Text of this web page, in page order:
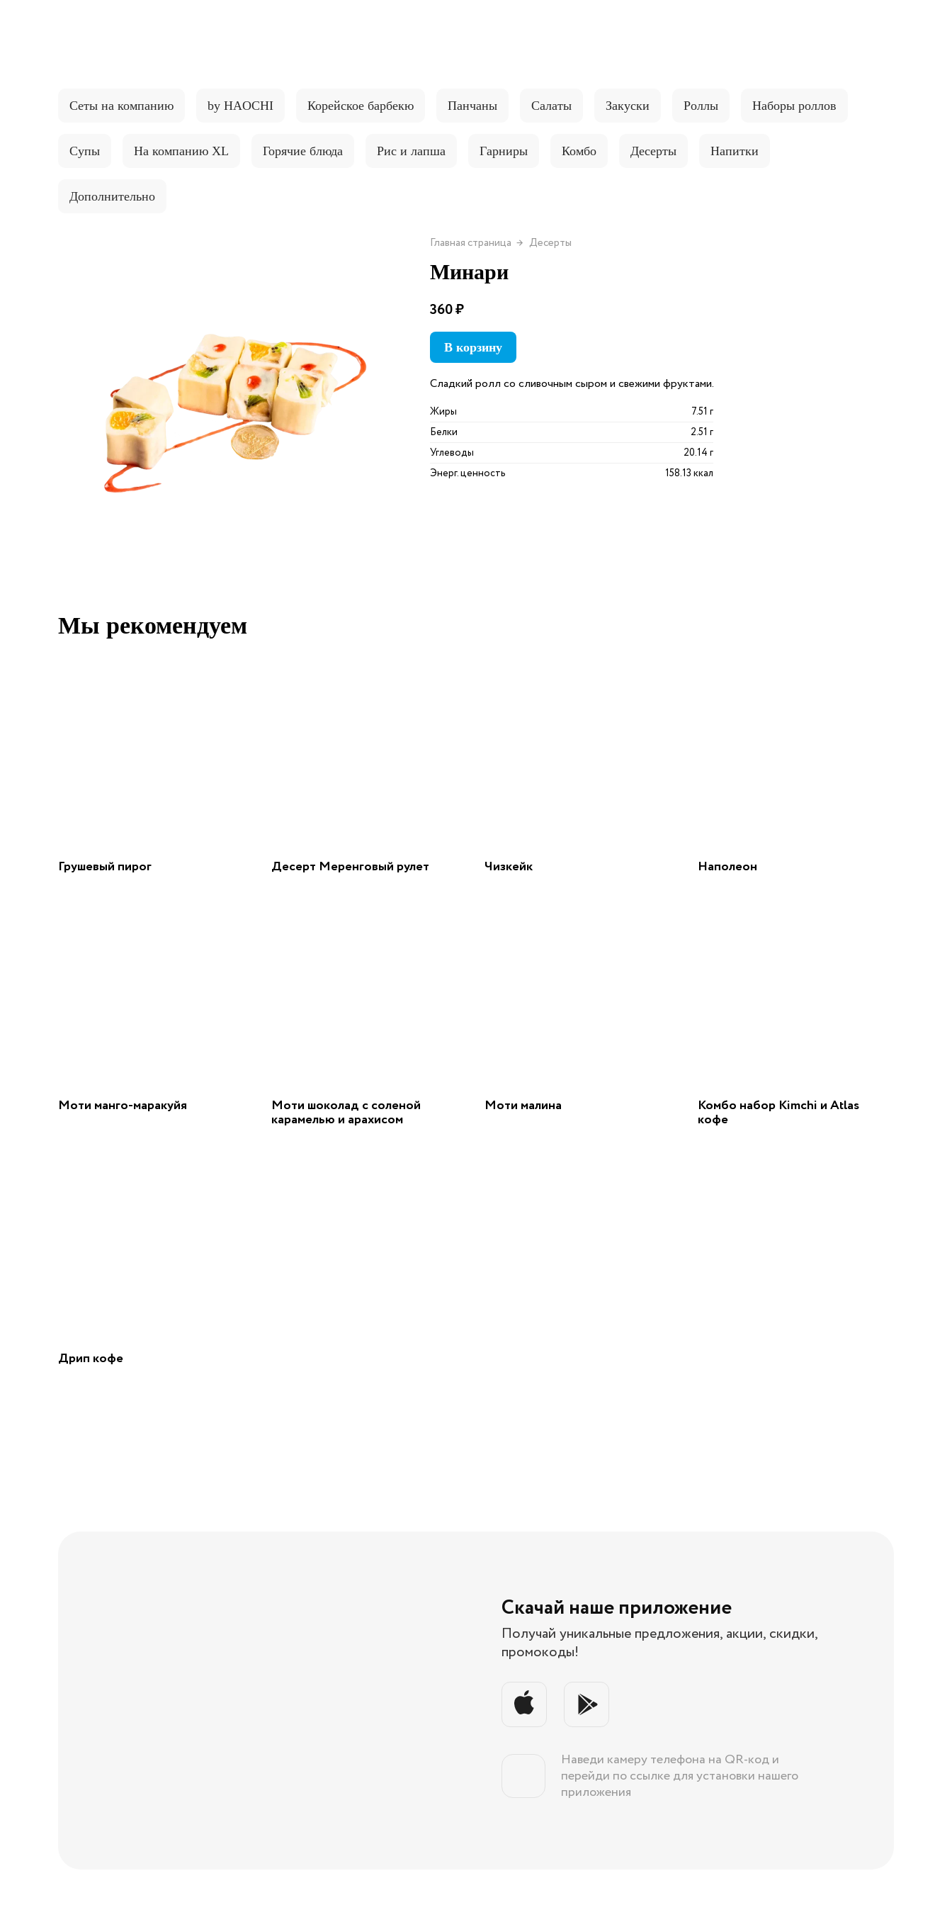
Сеты на компанию by HAOCHI Корейское барбекю Панчаны Салаты Закуски Роллы Наборы роллов
Супы На компанию XL Горячие блюда Рис и лапша Гарниры Комбо Десерты Напитки
Дополнительно
Главная страница Десерты
Минари
360 ₽
В корзину
Сладкий ролл со сливочным сыром и свежими фруктами.
Жиры
7.51 г
Белки
2.51 г
Углеводы
20.14 г
Энерг. ценность
158.13 ккал
Мы рекомендуем
Грушевый пирог Десерт Меренговый рулет Чизкейк Наполеон
Моти манго-маракуйя Моти шоколад с соленой
карамелью и арахисом
Моти малина Комбо набор Kimchi и Atlas
кофе
Дрип кофе
Скачай наше приложение
Получай уникальные предложения, акции, скидки,
промокоды!
Наведи камеру телефона на QR-код и
перейди по ссылке для установки нашего
приложения